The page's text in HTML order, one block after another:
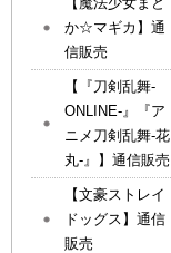
か☆マギカ】通
信販売
【『刀剣乱舞-
ONLINE-』『ア
ニメ刀剣乱舞-花
丸-』】通信販売
【文豪ストレイ
ドッグス】通信
販売